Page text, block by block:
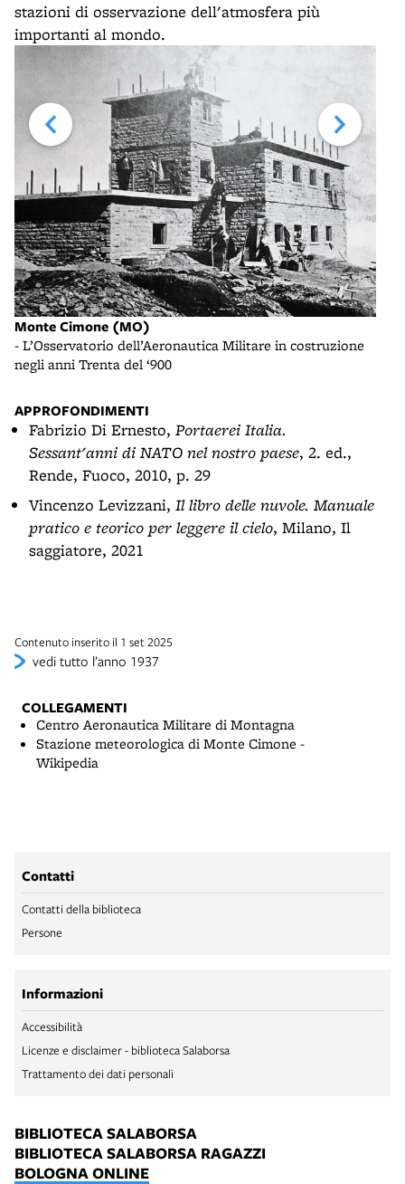
stazioni di osservazione dell'atmosfera più
importanti al mondo.
Monte Cimone (MO)
- L’Osservatorio dell’Aeronautica Militare in costruzione
negli anni Trenta del ‘900
APPROFONDIMENTI
Fabrizio Di Ernesto, Portaerei Italia.
Sessant'anni di NATO nel nostro paese, 2. ed.,
Rende, Fuoco, 2010, p. 29
Vincenzo Levizzani, Il libro delle nuvole. Manuale
pratico e teorico per leggere il cielo, Milano, Il
saggiatore, 2021
Contenuto inserito il 1 set 2025
vedi tutto l’anno 1937
COLLEGAMENTI
Centro Aeronautica Militare di Montagna
Stazione meteorologica di Monte Cimone -
Wikipedia
Contatti
Contatti della biblioteca
Persone
Informazioni
Accessibilità
Licenze e disclaimer - biblioteca Salaborsa
Trattamento dei dati personali
BIBLIOTECA SALABORSA
BIBLIOTECA SALABORSA RAGAZZI
BOLOGNA ONLINE